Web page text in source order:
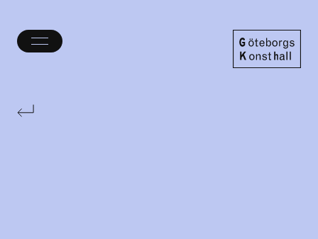
Öppna/stäng